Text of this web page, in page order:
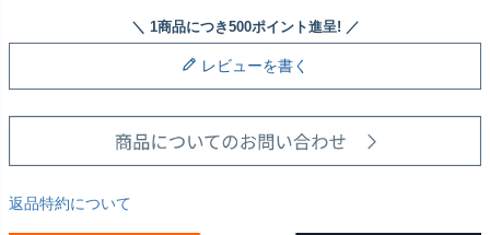
レビューを書く
返品特約について